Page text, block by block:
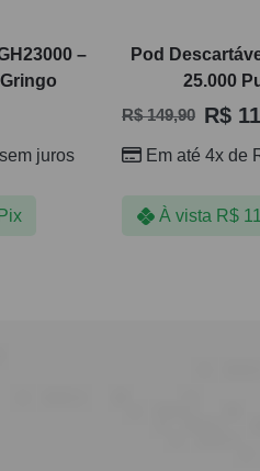
–
sem juros
Pod
25.000
R$149,90 R$
Em até 4x de
À vista R$